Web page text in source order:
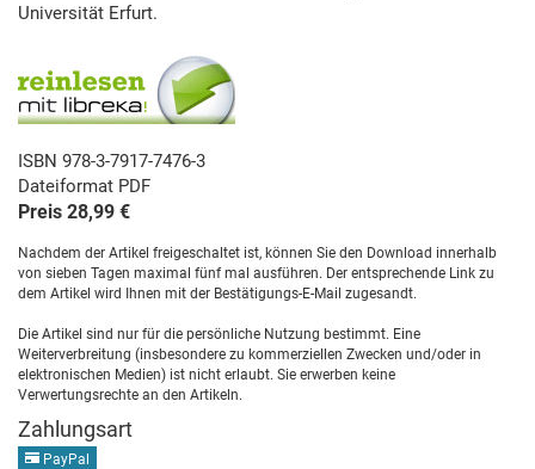
Universität Erfurt.
ISBN 978-3-7917-7476-3
Dateiformat PDF
Preis 28,99 €
Nachdem der Artikel freigeschaltet ist, können Sie den Download innerhalb
von sieben Tagen maximal fünf mal ausführen. Der entsprechende Link zu
dem Artikel wird Ihnen mit der Bestätigungs-E-Mail zugesandt.
Die Artikel sind nur für die persönliche Nutzung bestimmt. Eine
Weiterverbreitung (insbesondere zu kommerziellen Zwecken und/oder in
elektronischen Medien) ist nicht erlaubt. Sie erwerben keine
Verwertungsrechte an den Artikeln.
Zahlungsart
PayPal